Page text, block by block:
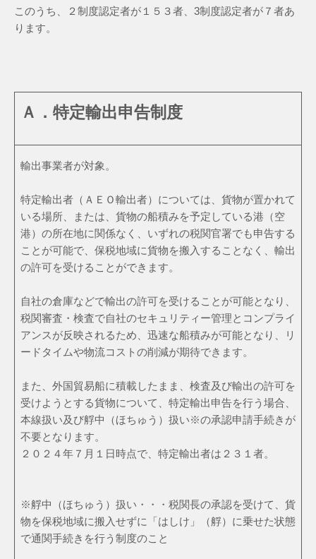
このうち、２制度認定者が１５３者、3制度認定者が７者あ
ります。
Ａ．特定輸出申告制度
輸出事業者が対象。
特定輸出者（ＡＥＯ輸出者）については、貨物が置かれて
いる場所、または、貨物の船積みを予定している港（空
港）の所在地に関係なく、いずれの税関官署でも申告する
ことが可能で、保税地域に貨物を搬入することなく、輸出
の許可を受けることができます。
自社の倉庫などで輸出の許可を受けることが可能となり、
税関審査・検査で自社のセキュリティー管理とコンプライ
アンスが反映されるため、迅速な船積みが可能となり、リ
ードタイムや物流コストの削減が期待できます。
また、外国貿易船に積載したまま、検査及び輸出の許可を
受けようとする貨物について、特定輸出申告を行う場合、
本線扱い及び艀中（ほちゅう）扱い※の承認申請手続きが
不要となります。
２０２４年７月１日時点で、特定輸出者は２３１者。
※艀中（ほちゅう）扱い・・・税関長の承認を受けて、貨
物を保税地域に搬入せずに「はしけ」（艀）に乗せた状態
で通関手続きを行う制度のこと